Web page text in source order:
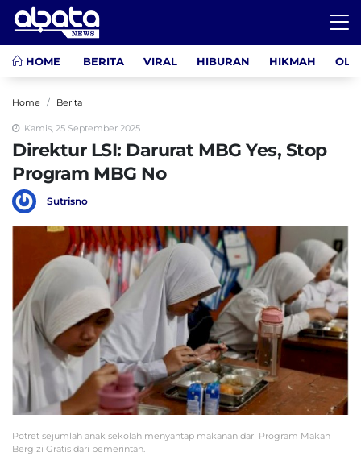
HOME BERITA VIRAL HIBURAN HIKMAH
Home Berita
Kamis, 25 September 2025
Direktur LSI: Darurat MBG Yes, Stop
Program MBG No
Sutrisno
Potret sejumlah anak sekolah menyantap makanan dari Program Makan
Bergizi Gratis dari pemerintah.